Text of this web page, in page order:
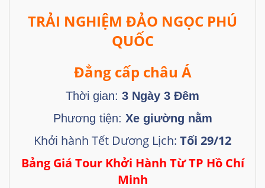
TRẢI NGHIỆM ĐẢO NGỌC PHÚ
QUỐC
Đẳng cấp châu Á
Thời gian: 3 Ngày 3 Đêm
Phương tiện: Xe giường nằm
Khởi hành Tết Dương Lịch: Tối 29/12
Bảng Giá Tour Khởi Hành Từ TP Hồ Chí
Minh